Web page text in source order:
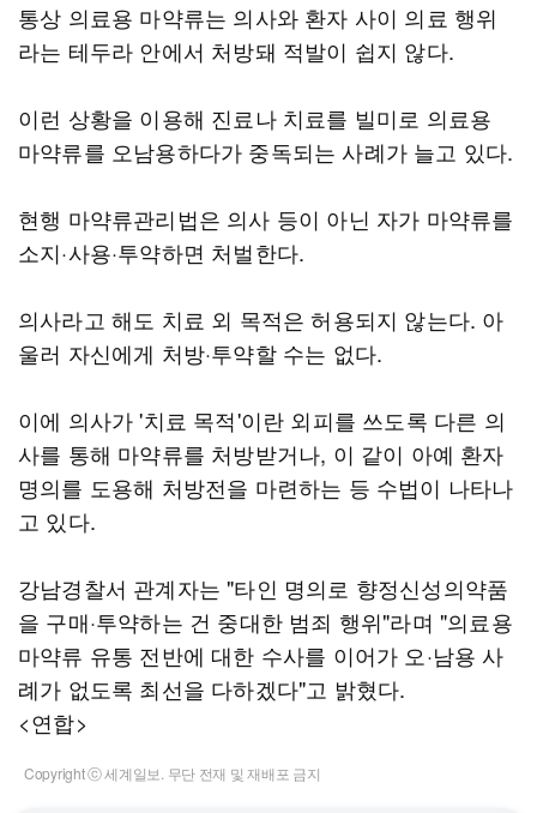
통상 의료용 마약류는 의사와 환자 사이 의료 행위
라는 테두라 안에서 처방돼 적발이 쉽지 않다.
이런 상황을 이용해 진료나 치료를 빌미로 의료용
마약류를 오남용하다가 중독되는 사례가 늘고 있다.
현행 마약류관리법은 의사 등이 아닌 자가 마약류를
소지·사용·투약하면 처벌한다.
의사라고 해도 치료 외 목적은 허용되지 않는다. 아
울러 자신에게 처방·투약할 수는 없다.
이에 의사가 '치료 목적'이란 외피를 쓰도록 다른 의
사를 통해 마약류를 처방받거나, 이 같이 아예 환자
명의를 도용해 처방전을 마련하는 등 수법이 나타나
고 있다.
강남경찰서 관계자는 "타인 명의로 향정신성의약품
을 구매·투약하는 건 중대한 범죄 행위"라며 "의료용
마약류 유통 전반에 대한 수사를 이어가 오·남용 사
례가 없도록 최선을 다하겠다"고 밝혔다.
<연합>
Copyright ⓒ 세계일보. 무단 전재 및 재배포 금지